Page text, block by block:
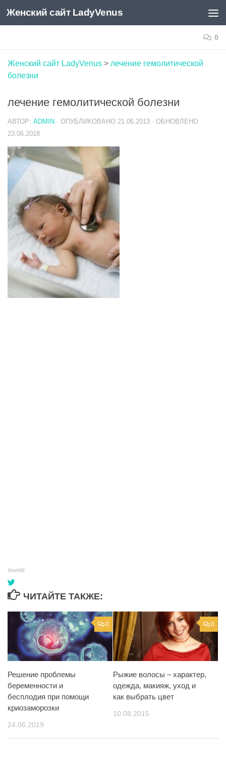
Skip to content
Женский сайт LadyVenus
0
Женский сайт LadyVenus > лечение гемолитической
болезни
лечение гемолитической болезни
АВТОР: ADMIN · ОПУБЛИКОВАНО 21.06.2013 · ОБНОВЛЕНО
23.06.2018
SHARE
ЧИТАЙТЕ ТАКЖЕ:
0
Решение проблемы
беременности и
бесплодия при помощи
криозаморозки
24.06.2019
0
Рыжие волосы – характер,
одежда, макияж, уход и
как выбрать цвет
10.08.2015